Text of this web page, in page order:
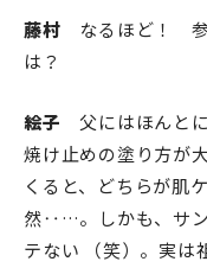
藤村 なるほど！ 参
は？
絵子 父にはほんと
焼け止めの塗り方が
くると、どちらが肌
然‥…。しかも、サ
テない （笑）。実は